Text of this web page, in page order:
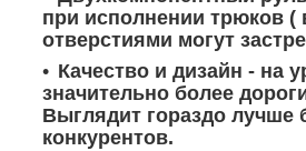
при исполнении трюков (
отверстиями могут
Качество и дизайн - на
значительно более
Выглядит гораздо лучше
конкурентов.